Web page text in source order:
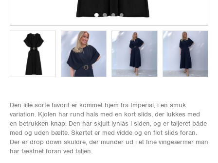
Den lille sorte favorit er kommet hjem fra Imperial, i en smuk
variation. Kjolen har rund hals med en kort slids, der lukkes med
en betrukken knap. Den har skjult lynlås i siden, og er taljeret både
med og uden bælte. Skørtet er med vidde og en flot slids foran.
Der er drop down skuldre, der munder ud i et fine vingeærmer man
har fæstnet foran ved taljen.